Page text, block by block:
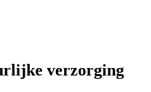
verzorging